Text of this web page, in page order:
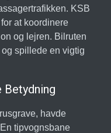
KSB
at koordinere
og lejren. Bilruten
spillede en vigtig
havde
tipvognsbane